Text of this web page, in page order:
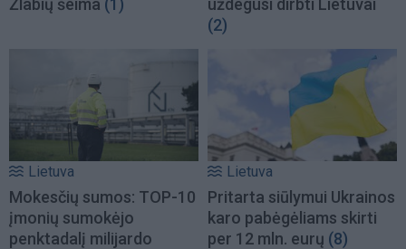
(2)
Lietuva
Mokesčių sumos: TOP-10
įmonių sumokėjo
penktadalį milijardo
Lietuva
Pritarta siūlymui Ukrainos
karo pabėgėliams skirti
per 12 mln. eurų (8)